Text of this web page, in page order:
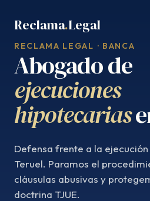
Reclama.Legal
RECLAMA LEGAL · BANCA
Abogado de
ejecuciones
hipotecarias
Defensa frente a la
Teruel. Paramos el
cláusulas abusivas y
doctrina TJUE.